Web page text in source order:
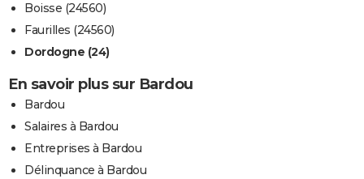
Boisse (24560)
Faurilles (24560)
Dordogne (24)
En savoir plus sur Bardou
Bardou
Salaires à Bardou
Entreprises à Bardou
Délinquance à Bardou